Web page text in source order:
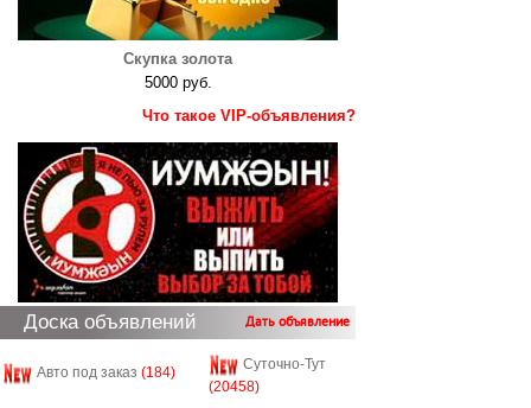
Скупка золота
5000 руб.
Что такое VIP-объявления?
Доска объявлений Дать объявление
Авто под заказ (184)
Суточно-Тут
(20458)